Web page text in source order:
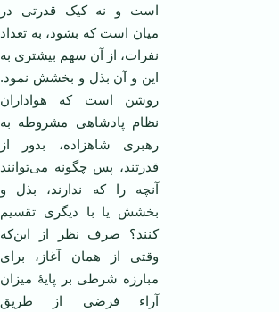
است و نه کیک قدرتی در
میان است که بشود، به تعداد
نفرات، از آن سهم بیشتری به
این و آن بذل و بخشش نمود.
روشن است که هواداران
نظام پادشاهی مشروطه به
رهبری شاهزاده، بدور از
قدرتند، پس چگونه می‌توانند
آنچه را که ندارند، بذل و
بخشش یا با دیگری تقسیم
کنند؟ صرف نظر از این‌که
وقتی از همان آغاز، برای
مبارزه شرطی بر پایۀ میزان
آراء فرضی از طریق